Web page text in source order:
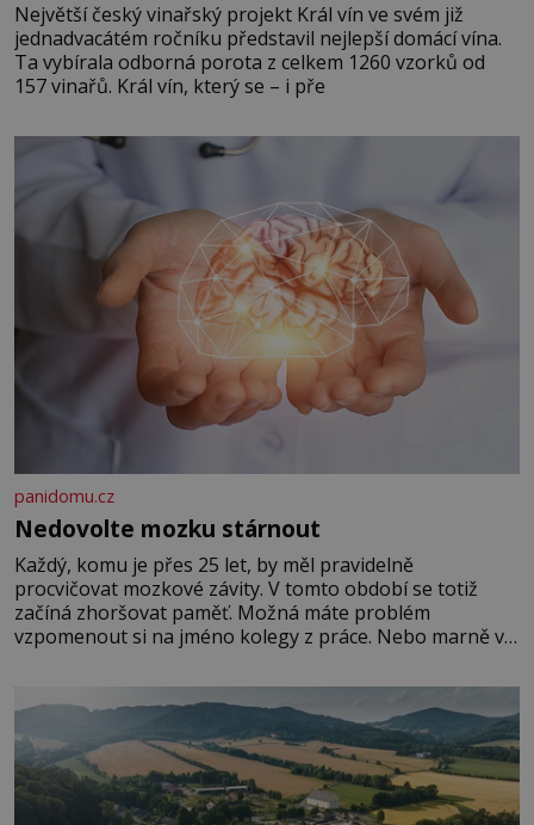
Největší český vinařský projekt Král vín ve svém již
jednadvacátém ročníku představil nejlepší domácí vína.
Ta vybírala odborná porota z celkem 1260 vzorků od
157 vinařů. Král vín, který se – i pře
panidomu.cz
Nedovolte mozku stárnout
Každý, komu je přes 25 let, by měl pravidelně
procvičovat mozkové závity. V tomto období se totiž
začíná zhoršovat paměť. Možná máte problém
vzpomenout si na jméno kolegy z práce. Nebo marně v
Je to opravdu tak, s věkem jako kdyby se paměť
rozhodla stávkovat. Cvičte